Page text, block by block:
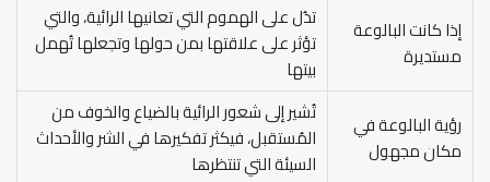
إذا كانت البالوعة
مستديرة
تدُل على الهموم التي تعانيها الرائية، والتي
تؤثر على علاقتها بمن حولها وتجعلها تُهمل
بيتها
رؤية البالوعة في
مكان مجهول
تُشير إلى شعور الرائية بالضياع والخوف من
المُستقبل، فيكثر تفكيرها في الشر والأحداث
السيئة التي تنتظرها